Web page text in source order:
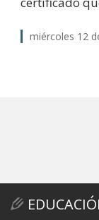
miércoles 12